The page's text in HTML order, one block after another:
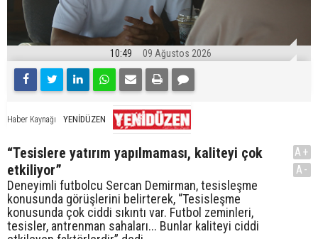
10:49 09 Ağustos 2026
Haber Kaynağı YENİDÜZEN
“Tesislere yatırım yapılmaması, kaliteyi çok
etkiliyor”
Deneyimli futbolcu Sercan Demirman, tesisleşme
konusunda görüşlerini belirterek, “Tesisleşme
konusunda çok ciddi sıkıntı var. Futbol zeminleri,
tesisler, antrenman sahaları... Bunlar kaliteyi ciddi
A+
A-